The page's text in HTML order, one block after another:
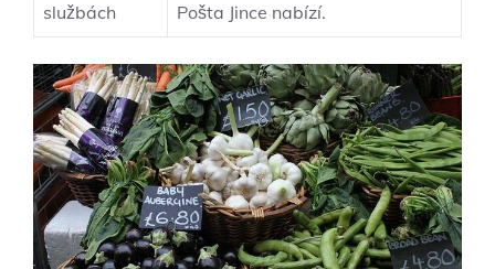
službách
Pošta Jince nabízí.